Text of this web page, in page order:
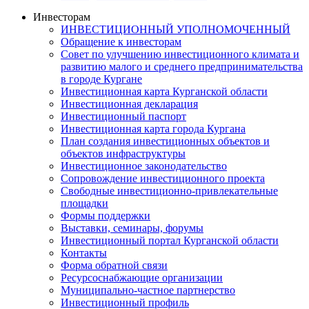
Инвесторам
ИНВЕСТИЦИОННЫЙ УПОЛНОМОЧЕННЫЙ
Обращение к инвесторам
Совет по улучшению инвестиционного климата и
развитию малого и среднего предпринимательства
в городе Кургане
Инвестиционная карта Курганской области
Инвестиционная декларация
Инвестиционный паспорт
Инвестиционная карта города Кургана
План создания инвестиционных объектов и
объектов инфраструктуры
Инвестиционное законодательство
Сопровождение инвестиционного проекта
Свободные инвестиционно-привлекательные
площадки
Формы поддержки
Выставки, семинары, форумы
Инвестиционный портал Курганской области
Контакты
Форма обратной связи
Ресурсоснабжающие организации
Муниципально-частное партнерство
Инвестиционный профиль